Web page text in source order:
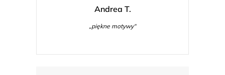
Andrea T.
„piękne motywy“